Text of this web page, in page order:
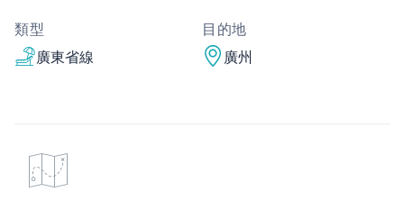
類型
廣東省線
目的地
廣州